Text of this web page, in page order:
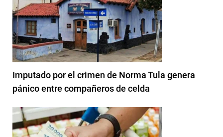
Imputado por el crimen de Norma Tula genera
pánico entre compañeros de celda